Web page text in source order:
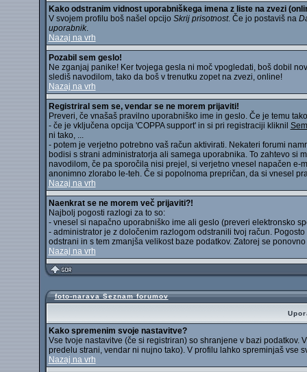
Kako odstranim vidnost uporabniškega imena z liste na zvezi
V svojem profilu boš našel opcijo Skrij prisotnost. Če jo postaviš na
uporabnik.
Nazaj na vrh
Pozabil sem geslo!
Ne zganjaj panike! Ker tvojega gesla ni moč vpogledati, boš dobil
slediš navodilom, tako da boš v trenutku zopet na zvezi, online!
Nazaj na vrh
Registriral sem se, vendar se ne morem prijaviti!
Preveri, če vnašaš pravilno uporabniško ime in geslo. Če je temu
- če je vključena opcija 'COPPA support' in si pri registraciji kliknil
ni tako, ...
- potem je verjetno potrebno vaš račun aktivirati. Nekateri forumi
bodisi s strani administratorja ali samega uporabnika. To zahtevo si
navodilom, če pa sporočila nisi prejel, si verjetno vnesel napačen
anonimno zlorabo le-teh. Če si popolnoma prepričan, da si vnesel
Nazaj na vrh
Naenkrat se ne morem več prijaviti?!
Najbolj pogosti razlogi za to so:
- vnesel si napačno uporabniško ime ali geslo (preveri elektronsko
- administrator je z določenim razlogom odstranili tvoj račun.
odstrani in s tem zmanjša velikost baze podatkov. Zatorej se
Nazaj na vrh
foto-narava Seznam forumov
Kako spremenim svoje nastavitve?
Vse tvoje nastavitve (če si registriran) so shranjene v bazi
predelu strani, vendar ni nujno tako). V profilu lahko spreminjaš vse
Nazaj na vrh